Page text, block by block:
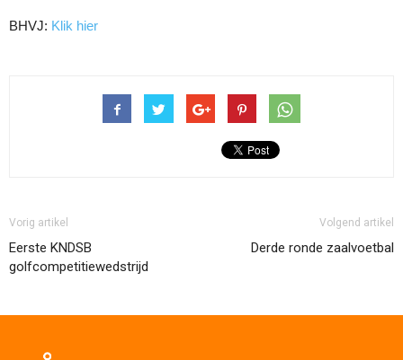
BHVJ: Klik hier
Vorig artikel
Eerste KNDSB
golfcompetitiewedstrijd
Volgend artikel
Derde ronde zaalvoetbal